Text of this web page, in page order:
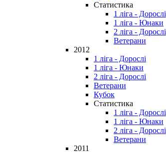
Статистика
1 ліга - Дорослі
1 ліга - Юнаки
2 ліга - Дорослі
Ветерани
2012
1 ліга - Дорослі
1 ліга - Юнаки
2 ліга - Дорослі
Ветерани
Кубок
Статистика
1 ліга - Дорослі
1 ліга - Юнаки
2 ліга - Дорослі
Ветерани
2011